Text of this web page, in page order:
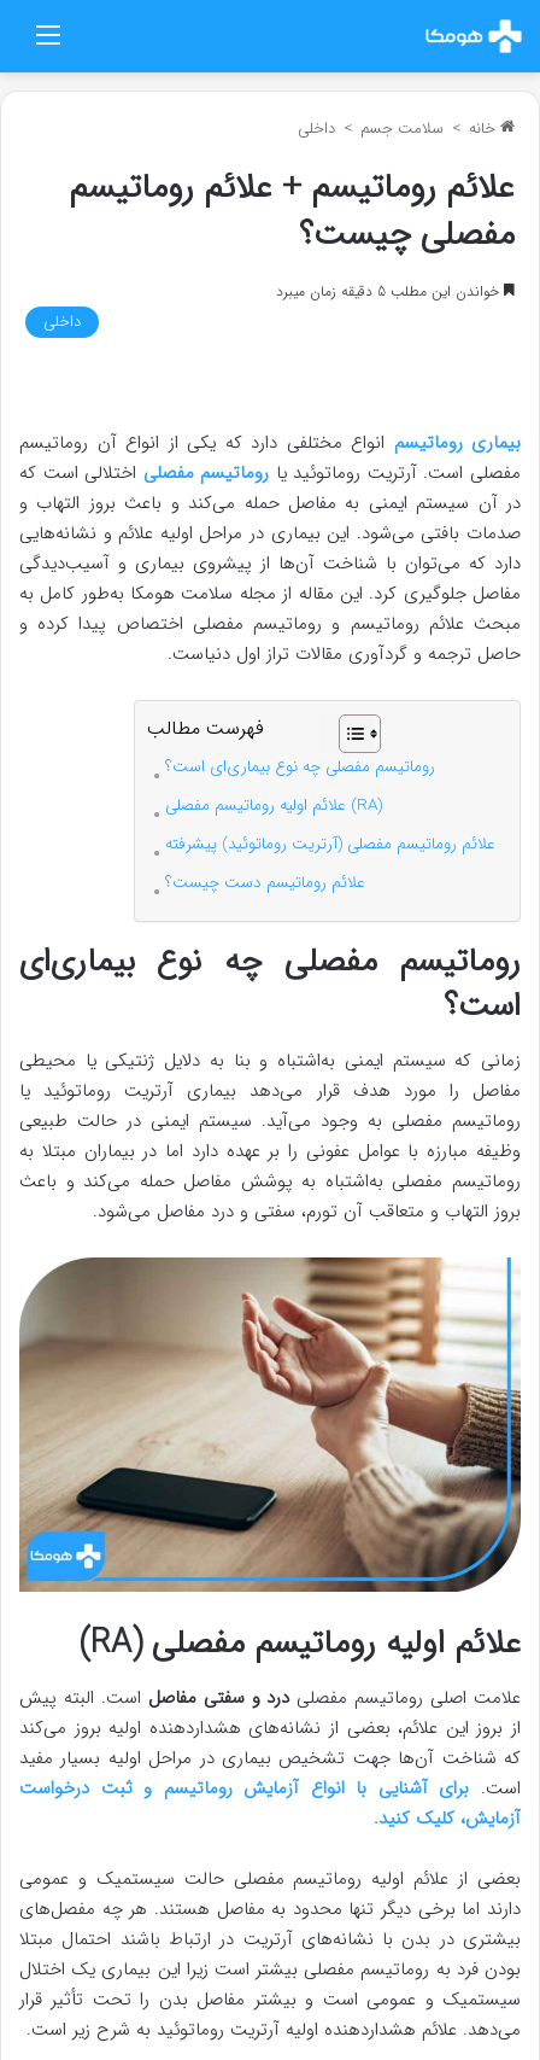
خانه > سلامت جسم > داخلی
علائم روماتیسم + علائم روماتیسم
مفصلی چیست؟
خواندن این مطلب 5 دقیقه زمان میبرد
داخلی
بیماری روماتیسم انواع مختلفی دارد که یکی از انواع آن روماتیسم
مفصلی است. آرتریت روماتوئید یا روماتیسم مفصلی اختلالی است که
در آن سیستم ایمنی به مفاصل حمله می‌کند و باعث بروز التهاب و
صدمات بافتی می‌شود. این بیماری در مراحل اولیه علائم و نشانه‌هایی
دارد که می‌توان با شناخت آن‌ها از پیشروی بیماری و آسیب‌دیدگی
مفاصل جلوگیری کرد. این مقاله از مجله سلامت هومکا به‌طور کامل به
مبحث علائم روماتیسم و روماتیسم مفصلی اختصاص پیدا کرده و
حاصل ترجمه و گردآوری مقالات تراز اول دنیاست.
فهرست مطالب
روماتیسم مفصلی چه نوع بیماری‌ای است؟
علائم اولیه روماتیسم مفصلی (RA)
علائم روماتیسم مفصلی (آرتریت روماتوئید) پیشرفته
علائم روماتیسم دست چیست؟
روماتیسم مفصلی چه نوع بیماری‌ای
است؟
زمانی که سیستم ایمنی به‌اشتباه و بنا به دلایل ژنتیکی یا محیطی
مفاصل را مورد هدف قرار می‌دهد بیماری آرتریت روماتوئید یا
روماتیسم مفصلی به وجود می‌آید. سیستم ایمنی در حالت طبیعی
وظیفه مبارزه با عوامل عفونی را بر عهده دارد اما در بیماران مبتلا به
روماتیسم مفصلی به‌اشتباه به پوشش مفاصل حمله می‌کند و باعث
بروز التهاب و متعاقب آن تورم، سفتی و درد مفاصل می‌شود.
علائم اولیه روماتیسم مفصلی (RA)
علامت اصلی روماتیسم مفصلی درد و سفتی مفاصل است. البته پیش
از بروز این علائم، بعضی از نشانه‌های هشداردهنده اولیه بروز می‌کند
که شناخت آن‌ها جهت تشخیص بیماری در مراحل اولیه بسیار مفید
است. برای آشنایی با انواع آزمایش روماتیسم و ثبت درخواست
آزمایش، کلیک کنید.
بعضی از علائم اولیه روماتیسم مفصلی حالت سیستمیک و عمومی
دارند اما برخی دیگر تنها محدود به مفاصل هستند. هر چه مفصل‌های
بیشتری در بدن با نشانه‌های آرتریت در ارتباط باشند احتمال مبتلا
بودن فرد به روماتیسم مفصلی بیشتر است زیرا این بیماری یک اختلال
سیستمیک و عمومی است و بیشتر مفاصل بدن را تحت تأثیر قرار
می‌دهد. علائم هشداردهنده اولیه آرتریت روماتوئید به شرح زیر است.